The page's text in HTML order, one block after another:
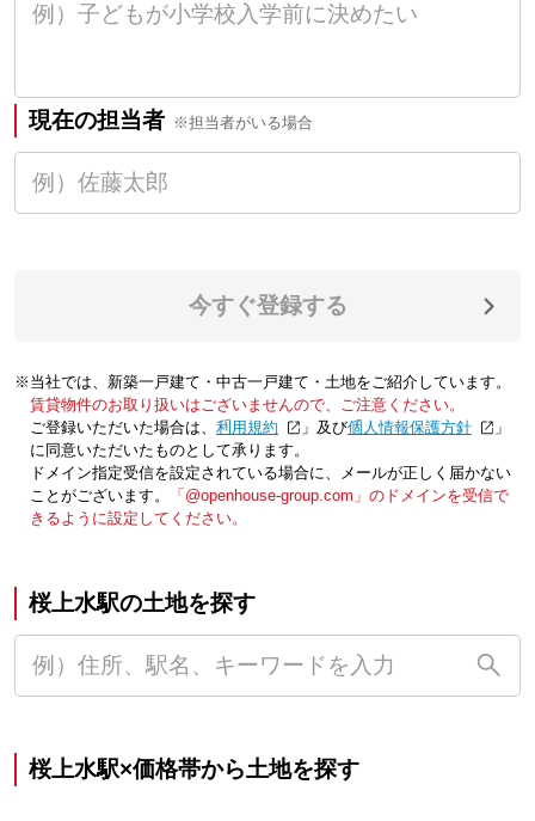
現在の担当者 ※担当者がいる場合
今すぐ登録する
※当社では、新築一戸建て・中古一戸建て・土地をご紹介しています。
賃貸物件のお取り扱いはございませんので、ご注意ください。
ご登録いただいた場合は、「利用規約 」及び「個人情報保護方針
」
に同意いただいたものとして承ります。
ドメイン指定受信を設定されている場合に、メールが正しく届かない
ことがございます。
「@openhouse-group.com」のドメインを受信で
きるように設定してください。
桜上水駅の土地を探す
桜上水駅×価格帯から土地を探す